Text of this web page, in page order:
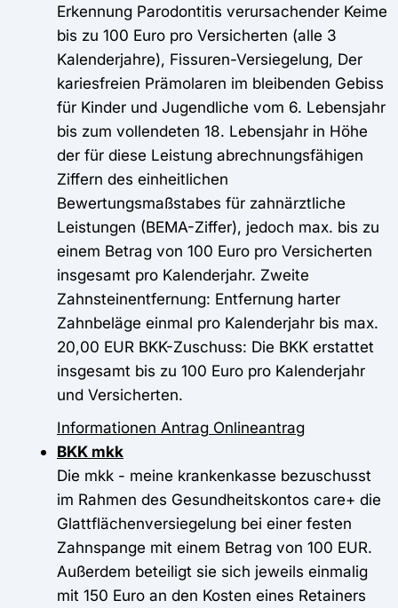
Erkennung Parodontitis verursachender Keime
bis zu 100 Euro pro Versicherten (alle 3
Kalenderjahre), Fissuren-Versiegelung, Der
kariesfreien Prämolaren im bleibenden Gebiss
für Kinder und Jugendliche vom 6. Lebensjahr
bis zum vollendeten 18. Lebensjahr in Höhe
der für diese Leistung abrechnungsfähigen
Ziffern des einheitlichen
Bewertungsmaßstabes für zahnärztliche
Leistungen (BEMA-Ziffer), jedoch max. bis zu
einem Betrag von 100 Euro pro Versicherten
insgesamt pro Kalenderjahr. Zweite
Zahnsteinentfernung: Entfernung harter
Zahnbeläge einmal pro Kalenderjahr bis max.
20,00 EUR BKK-Zuschuss: Die BKK erstattet
insgesamt bis zu 100 Euro pro Kalenderjahr
und Versicherten.
Informationen Antrag Onlineantrag
BKK mkk
Die mkk - meine krankenkasse bezuschusst
im Rahmen des Gesundheitskontos care+ die
Glattflächenversiegelung bei einer festen
Zahnspange mit einem Betrag von 100 EUR.
Außerdem beteiligt sie sich jeweils einmalig
mit 150 Euro an den Kosten eines Retainers